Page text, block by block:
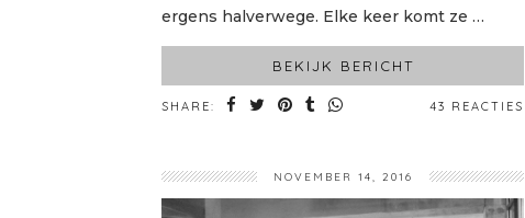
ergens halverwege. Elke keer komt ze …
BEKIJK BERICHT
SHARE: 43 REACTIES
NOVEMBER 14, 2016